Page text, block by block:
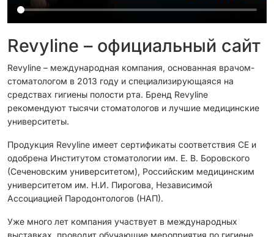
Revyline – официальный сайт
Revyline – международная компания, основанная врачом-
стоматологом в 2013 году и специализирующаяся на
средствах гигиены полости рта. Бренд Revyline
рекомендуют тысячи стоматологов и лучшие медицинские
университеты.
Продукция Revyline имеет сертификаты соответствия CЕ и
одобрена Институтом стоматологии им. Е. В. Боровского
(Сеченовским университетом), Российским медицинским
университетом им. Н.И. Пирогова, Независимой
Ассоциацией Пародонтологов (НАП).
Уже много лет компания участвует в международных
выставках, проводит обучающие мероприятия по гигиене